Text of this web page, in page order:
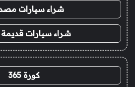
شراء سيارات
شراء سيارات
كورة 365